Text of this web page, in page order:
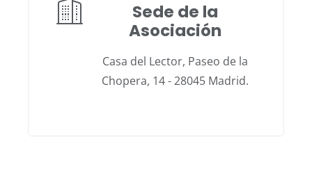
Sede de la
Asociación
Casa del Lector, Paseo de la
Chopera, 14 - 28045 Madrid.